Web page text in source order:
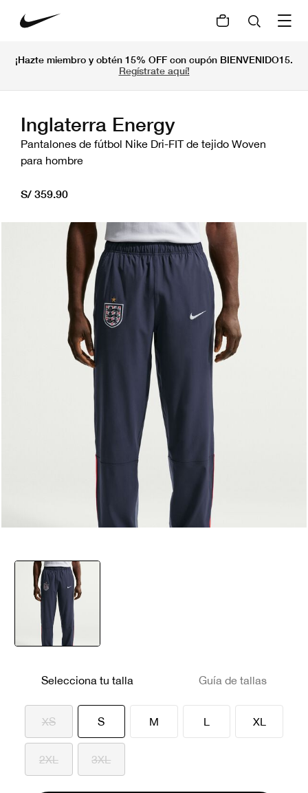
¡Hazte miembro y obtén 15% OFF con cupón BIENVENIDO15.
Regístrate aquí!
Inglaterra Energy
Pantalones de fútbol Nike Dri-FIT de tejido Woven
para hombre
S/ 359.90
Selecciona tu talla Guía de tallas
XS Sseleccionado
M L XL
2XL 3XL